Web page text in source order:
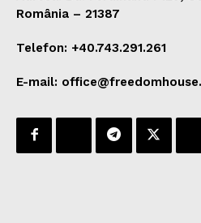
România – 21387
Telefon: +40.743.291.261
E-mail: